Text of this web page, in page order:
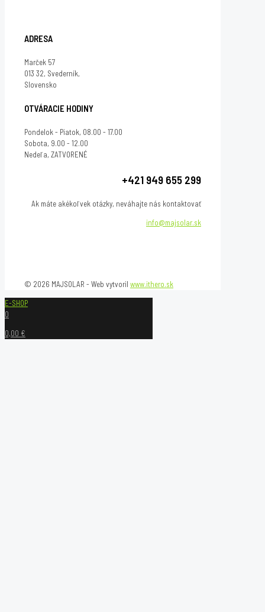
ADRESA
Marček 57
013 32, Svederník,
Slovensko
OTVÁRACIE HODINY
Pondelok - Piatok, 08.00 - 17.00
Sobota, 9.00 - 12.00
Nedeľa, ZATVORENÉ
+421 949 655 299
Ak máte akékoľvek otázky, neváhajte nás kontaktovať
info@majsolar.sk
© 2026 MAJSOLAR - Web vytvoril www.ithero.sk
E-SHOP
0
0,00 €